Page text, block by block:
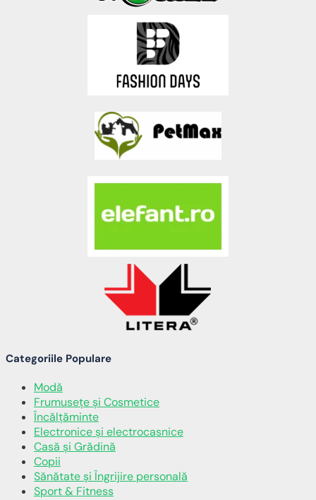
Categoriile Populare
Modă
Frumusețe și Cosmetice
Încălţăminte
Electronice și electrocasnice
Casă și Grădină
Copii
Sănătate și Îngrijire personală
Sport & Fitness